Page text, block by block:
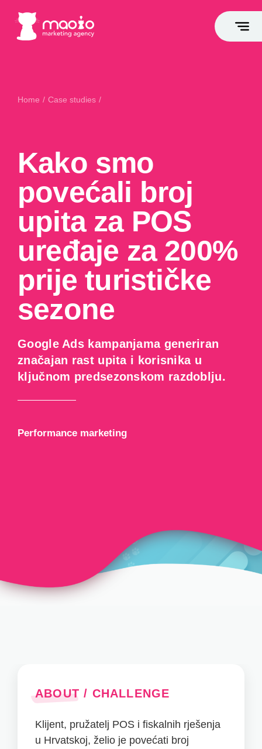
Home / Case studies /
Kako smo
povećali broj
upita za POS
uređaje za 200%
prije turističke
sezone
Google Ads kampanjama generiran
značajan rast upita i korisnika u
ključnom predsezonskom razdoblju.
Performance marketing
ABOUT / CHALLENGE
Klijent, pružatelj POS i fiskalnih rješenja
u Hrvatskoj, želio je povećati broj